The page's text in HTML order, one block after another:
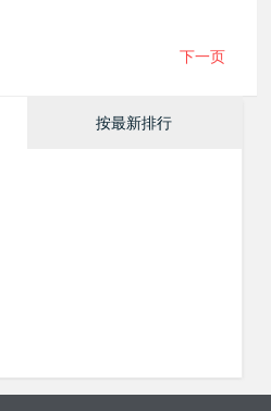
下一页
按最新排行